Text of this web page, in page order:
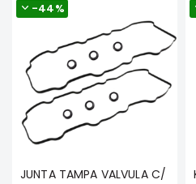
Filtros
Elétrica
Pajero
Full
JUNTA TAMPA VALVULA C/
-44%